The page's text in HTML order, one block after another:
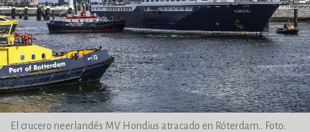
El crucero neerlandés MV Hondius atracado en Róterdam.. Foto: